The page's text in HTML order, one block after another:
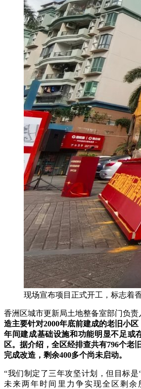
现场宣布项目正式开工，标志着
香洲区城市更新局土地整备室部门负责
造主要针对2000年底前建成的老旧小区
年间建成基础设施和功能明显不足或
区。据介绍，全区经排查共有796个老
完成改造，剩余400多个尚未启动。
“我们制定了三年攻坚计划，但目标是
未来两年时间里力争实现全区剩余